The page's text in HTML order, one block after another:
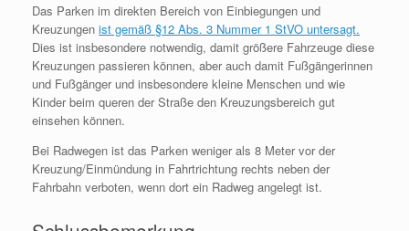
Das Parken im direkten Bereich von Einbiegungen und
Kreuzungen ist gemäß §12 Abs. 3 Nummer 1 StVO untersagt.
Dies ist insbesondere notwendig, damit größere Fahrzeuge diese
Kreuzungen passieren können, aber auch damit Fußgängerinnen
und Fußgänger und insbesondere kleine Menschen und wie
Kinder beim queren der Straße den Kreuzungsbereich gut
einsehen können.
Bei Radwegen ist das Parken weniger als 8 Meter vor der
Kreuzung/Einmündung in Fahrtrichtung rechts neben der
Fahrbahn verboten, wenn dort ein Radweg angelegt ist.